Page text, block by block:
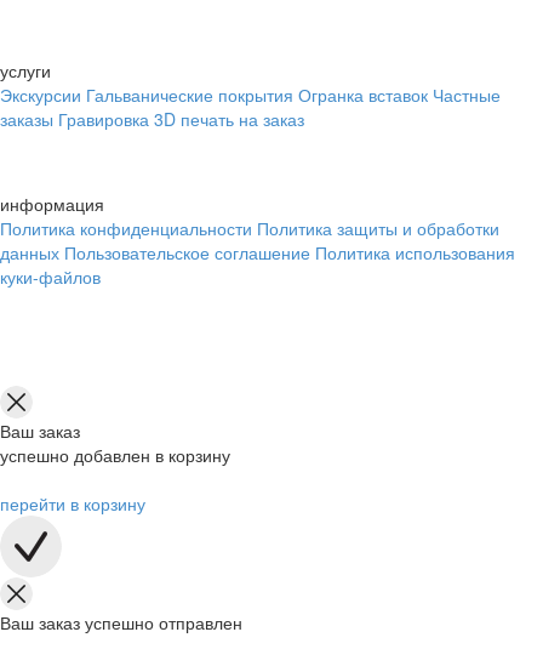
услуги
Экскурсии Гальванические покрытия Огранка вставок Частные
заказы Гравировка 3D печать на заказ
информация
Политика конфиденциальности Политика защиты и обработки
данных Пользовательское соглашение Политика использования
куки-файлов
Ваш заказ
успешно добавлен в корзину
перейти в корзину
Ваш заказ успешно отправлен